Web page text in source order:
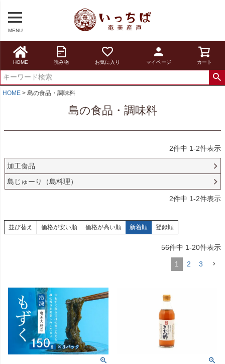
MENU
HOME 読み物 お気に入り マイページ カート
HOME 島の食品・調味料
島の食品・調味料
2件中 1-2件表示
加工食品
島じゅーり（島料理）
2件中 1-2件表示
並び替え 価格が安い順 価格が高い順 新着順 登録順
56件中 1-20件表示
1 2 3